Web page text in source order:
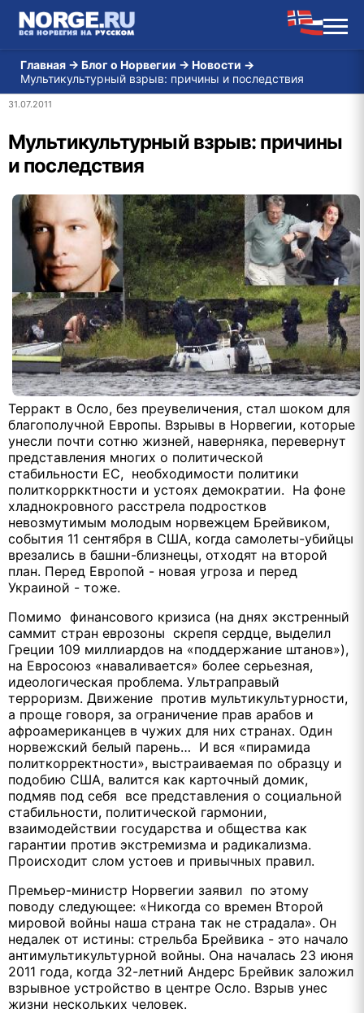
Главная → Блог о Норвегии → Новости →
Мультикультурный взрыв: причины и последствия
31.07.2011
Мультикультурный взрыв: причины
и последствия
Терракт в Осло, без преувеличения, стал шоком для
благополучной Европы. Взрывы в Норвегии, которые
унесли почти сотню жизней, наверняка, перевернут
представления многих о политической
стабильности ЕС, необходимости политики
политкорркктности и устоях демократии. На фоне
хладнокровного расстрела подростков
невозмутимым молодым норвежцем Брейвиком,
события 11 сентября в США, когда самолеты-убийцы
врезались в башни-близнецы, отходят на второй
план. Перед Европой - новая угроза и перед
Украиной - тоже.
Помимо финансового кризиса (на днях экстренный
саммит стран еврозоны скрепя сердце, выделил
Греции 109 миллиардов на «поддержание штанов»),
на Евросоюз «наваливается» более серьезная,
идеологическая проблема. Ультраправый
терроризм. Движение против мультикультурности,
а проще говоря, за ограничение прав арабов и
афроамериканцев в чужих для них странах. Один
норвежский белый парень… И вся «пирамида
политкорректности», выстраиваемая по образцу и
подобию США, валится как карточный домик,
подмяв под себя все представления о социальной
стабильности, политической гармонии,
взаимодействии государства и общества как
гарантии против экстремизма и радикализма.
Происходит слом устоев и привычных правил.
Премьер-министр Норвегии заявил по этому
поводу следующее: «Никогда со времен Второй
мировой войны наша страна так не страдала». Он
недалек от истины: стрельба Брейвика - это начало
антимультикультурной войны. Она началась 23 июня
2011 года, когда 32-летний Андерс Брейвик заложил
взрывное устройство в центре Осло. Взрыв унес
жизни нескольких человек.